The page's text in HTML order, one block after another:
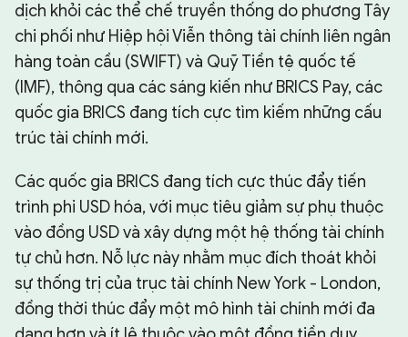
dịch khỏi các thể chế truyền thống do phương Tây
chi phối như Hiệp hội Viễn thông tài chính liên ngân
hàng toàn cầu (SWIFT) và Quỹ Tiền tệ quốc tế
(IMF), thông qua các sáng kiến như BRICS Pay, các
quốc gia BRICS đang tích cực tìm kiếm những cấu
trúc tài chính mới.
Các quốc gia BRICS đang tích cực thúc đẩy tiến
trình phi USD hóa, với mục tiêu giảm sự phụ thuộc
vào đồng USD và xây dựng một hệ thống tài chính
tự chủ hơn. Nỗ lực này nhằm mục đích thoát khỏi
sự thống trị của trục tài chính New York - London,
đồng thời thúc đẩy một mô hình tài chính mới đa